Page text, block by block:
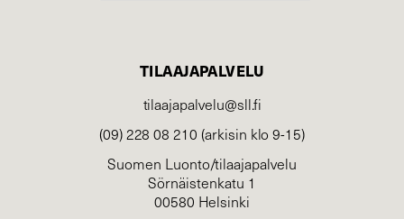
TILAAJAPALVELU
tilaajapalvelu@sll.fi
(09) 228 08 210 (arkisin klo 9-15)
Suomen Luonto/tilaajapalvelu
Sörnäistenkatu 1
00580 Helsinki